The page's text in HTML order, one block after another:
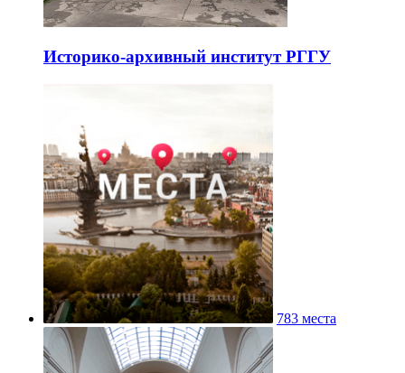
Историко-архивный институт РГГУ
783 места